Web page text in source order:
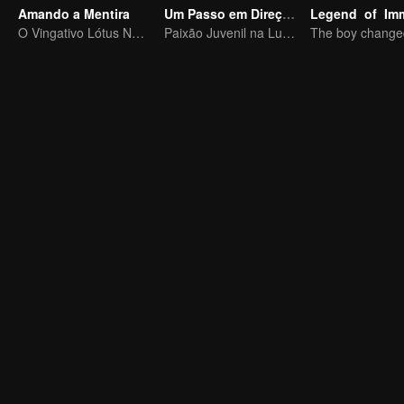
Amando a Mentira
O Vingativo Lótus Negro cai para o jovem mestre desonesto
Um Passo em Direção à Liberdade
Paixão Juvenil na Luta Mundial